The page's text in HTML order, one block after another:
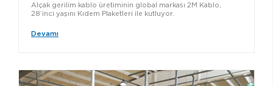
Alçak gerilim kablo üretiminin global markası 2M Kablo,
28’inci yaşını Kıdem Plaketleri ile kutluyor.
Devamı